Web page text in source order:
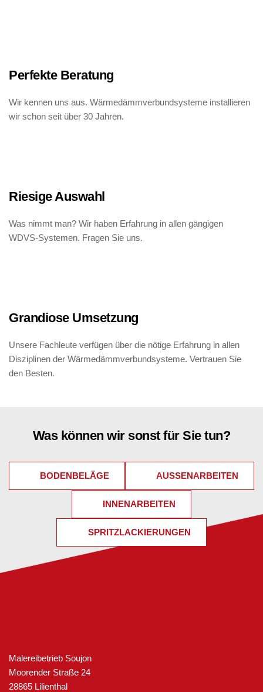
Perfekte Beratung
Wir kennen uns aus. Wärmedämmverbundsysteme installieren
wir schon seit über 30 Jahren.
Riesige Auswahl
Was nimmt man? Wir haben Erfahrung in allen gängigen
WDVS-Systemen. Fragen Sie uns.
Grandiose Umsetzung
Unsere Fachleute verfügen über die nötige Erfahrung in allen
Disziplinen der Wärmedämmverbundsysteme. Vertrauen Sie
den Besten.
Was können wir sonst für Sie tun?
BODENBELÄGE AUSSENARBEITEN
INNENARBEITEN
SPRITZLACKIERUNGEN
Malereibetrieb Soujon
Moorender Straße 24
28865 Lilienthal